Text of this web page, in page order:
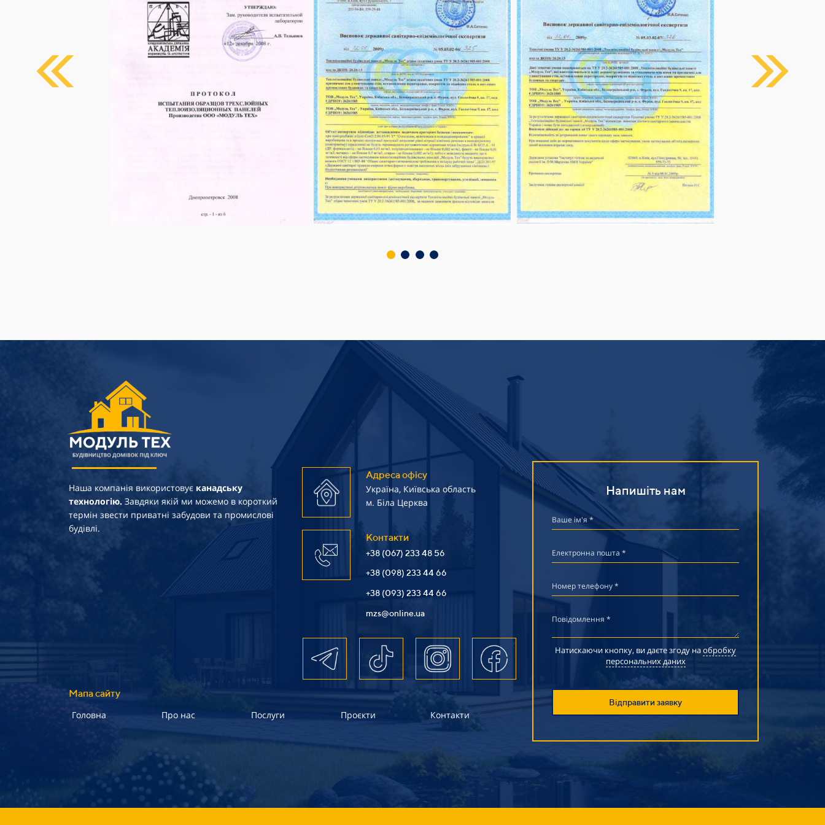
Наша компанія використовує канадську
технологію. Завдяки якій ми можемо в короткий
термін звести приватні забудови та промислові
будівлі.
Адреса офісу
Україна, Київська область
м. Біла Церква
Контакти
+38 (067) 233 48 56
+38 (098) 233 44 66
+38 (093) 233 44 66
mzs@online.ua
Мапа сайту
Головна
Про нас Послуги Проєкти Контакти
Напишіть нам
Ваше ім'я *
Електронна пошта *
Номер телефону *
Повідомлення *
Натискаючи кнопку, ви даєте згоду наобробку
персональних даних
Відправити заявку